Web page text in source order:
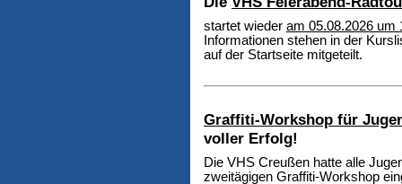
startet wieder am 05.08.2026 um
Informationen stehen in der
auf der Startseite mitgeteilt.
Graffiti-Workshop für
voller Erfolg!
Die VHS Creußen hatte alle
zweitägigen Graffiti-Workshop